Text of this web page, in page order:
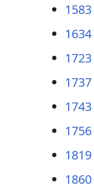
1583
1634
1723
1737
1743
1756
1819
1860